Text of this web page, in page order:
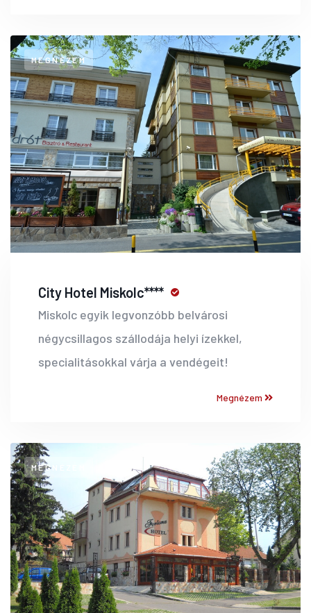
MEGNÉZEM
City Hotel Miskolc****
Miskolc egyik legvonzóbb belvárosi
négycsillagos szállodája helyi ízekkel,
specialitásokkal várja a vendégeit!
Megnézem
MEGNÉZEM